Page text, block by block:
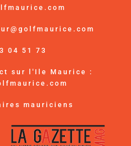
04 51 73
sur l'Ile Maurice :
mauriciens